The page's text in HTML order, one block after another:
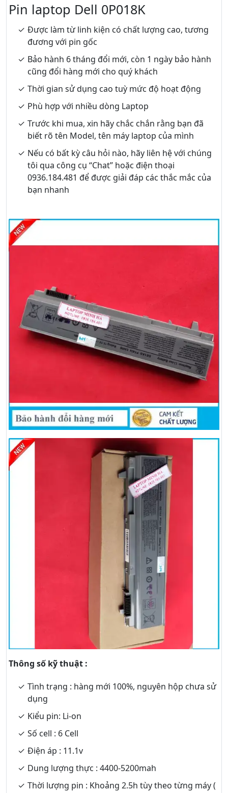
Pin laptop Dell 0P018K
Được làm từ linh kiện có chất lượng cao, tương
đương với pin gốc
Bảo hành 6 tháng đổi mới, còn 1 ngày bảo hành
cũng đổi hàng mới cho quý khách
Thời gian sử dụng cao tuỳ mức độ hoạt động
Phù hợp với nhiều dòng Laptop
Trước khi mua, xin hãy chắc chắn rằng bạn đã
biết rõ tên Model, tên máy laptop của mình
Nếu có bất kỳ câu hỏi nào, hãy liên hệ với chúng
tôi qua công cụ “Chat” hoặc điện thoại
0936.184.481 để được giải đáp các thắc mắc của
bạn nhanh
Thông số kỹ thuật :
Tình trạng : hàng mới 100%, nguyên hộp chưa sử
dụng
Kiểu pin: Li-on
Số cell : 6 Cell
Điện áp : 11.1v
Dung lượng thực : 4400-5200mah
Thời lượng pin : Khoảng 2.5h tùy theo từng máy (